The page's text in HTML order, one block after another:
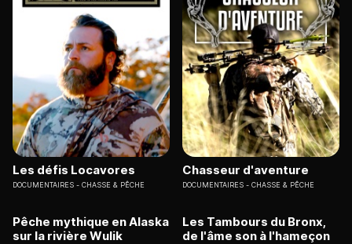
Les défis Locavores
DOCUMENTAIRES CHASSE & PÊCHE
Chasseur d'aventure
DOCUMENTAIRES CHASSE & PÊCHE
Pêche mythique en Alaska
sur la rivière Wulik
Les Tambours du Bronx,
de l'âme son à l'hameçon